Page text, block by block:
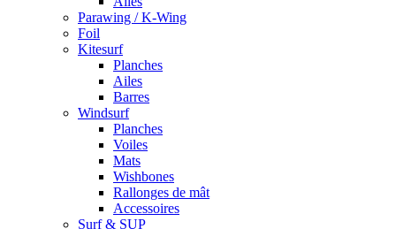
Parawing / K-Wing
Foil
Kitesurf
Planches
Ailes
Barres
Windsurf
Planches
Voiles
Mats
Wishbones
Rallonges de mât
Accessoires
Surf & SUP